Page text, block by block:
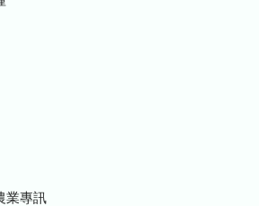
業專訊